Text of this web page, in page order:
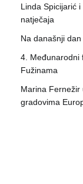
Linda Spicijarić
natječaja
Na današnji
4. Međunarodni
Fužinama
Marina Fernežir
gradovima